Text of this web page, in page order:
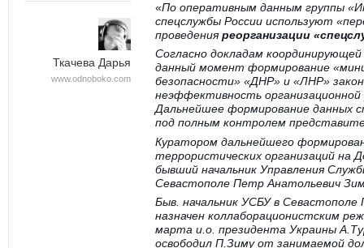
Ткачева Дарья
www.odnoboko.com
«По оперативным данным группы
спецслужбы России используют
проведения реорганизации
Согласно докладам
данный момент формирование
безопасности» «ДНР» и «ЛНР»
неэффективность
Дальнейшее формирование данных
под полным контролем
Куратором дальнейшего
террористических организаций на
бывший начальник Управления
Севастополе Петр Анатольевич
Быв. начальник УСБУ в
назначен коллаборационистским
марта и.о. президента Украины
освободил П.Зиму от занимаемой